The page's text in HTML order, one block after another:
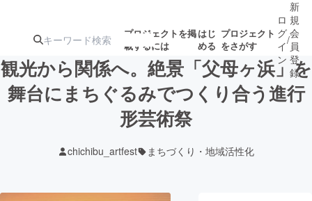
プロジェクトを掲
載するには
はじ
める
プロジェクト
をさがす
注目の新着プロ募集終了が近いプ
ロ
グ
イ
ン
/
新
規
会
員
登
録
観光から関係へ。絶景「父母ヶ浜」を
舞台にまちぐるみでつくり合う進行
形芸術祭
chichibu_artfest まちづくり・地域活性化